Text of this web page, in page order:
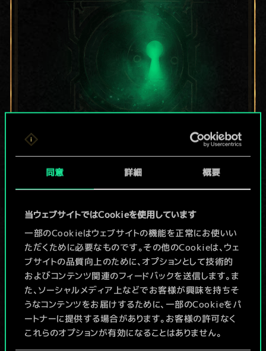
同意 詳細 概要
当ウェブサイトではCookieを使用しています
一部のCookieはウェブサイトの機能を正常にお使いい
ただくために必要なものです。その他のCookieは、ウェ
ブサイトの品質向上のために、オプションとして技術的
およびコンテンツ関連のフィードバックを送信します。ま
た、ソーシャルメディア上などでお客様が興味を持ちそ
うなコンテンツをお届けするために、一部のCookieをパ
ートナーに提供する場合があります。お客様の許可なく
これらのオプションが有効になることはありません。
現在はまだこれし
か共有デッキがあ
りませんが、
続々追加中！
デッキ名入力＆ガイドを作成
デッキを編集